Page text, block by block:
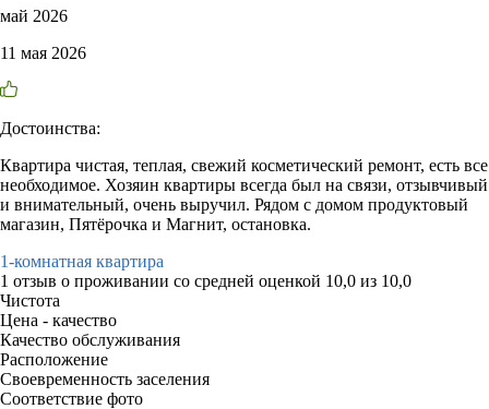
май 2026
11 мая 2026
Достоинства:
Квартира чистая, теплая, свежий косметический ремонт, есть все
необходимое. Хозяин квартиры всегда был на связи, отзывчивый
и внимательный, очень выручил. Рядом с домом продуктовый
магазин, Пятёрочка и Магнит, остановка.
1-комнатная квартира
1 отзыв о проживании со средней оценкой 10,0 из 10,0
Чистота
Цена - качество
Качество обслуживания
Расположение
Своевременность заселения
Соответствие фото